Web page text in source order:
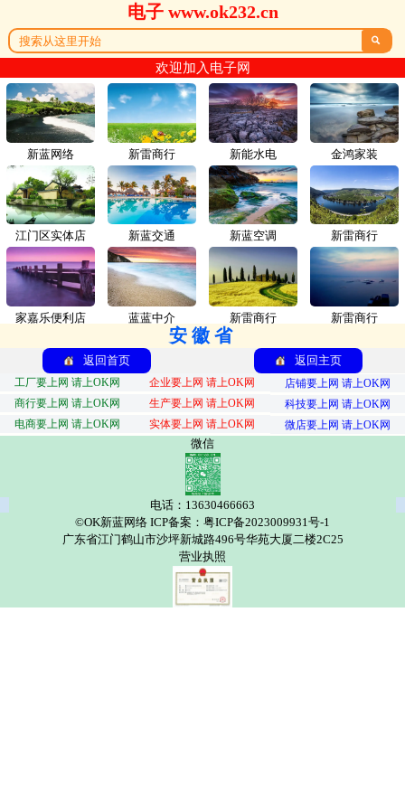
电子 www.ok232.cn

欢迎加入电子网
新蓝网络 新雷商行
江门区实体店 新蓝交通
家嘉乐便利店 蓝蓝中介
新能水电 金鸿家装
新蓝空调 新雷商行
新雷商行 新雷商行
安徽省
返回首页 返回主页
工厂要上网 请上OK网 企业要上网 请上OK网
店铺要上网 请上OK网
商行要上网 请上OK网
生产要上网 请上OK网
科技要上网 请上OK网
电商要上网 请上OK网
实体要上网 请上OK网 微店要上网 请上OK网
微信
电话：13630466663
©OK新蓝网络 ICP备案：粤ICP备2023009931号-1
广东省江门鹤山市沙坪新城路496号华苑大厦二楼2C25
营业执照